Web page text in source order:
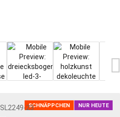
SCHNÄPPCHEN NUR HEUTE
SL2249-23